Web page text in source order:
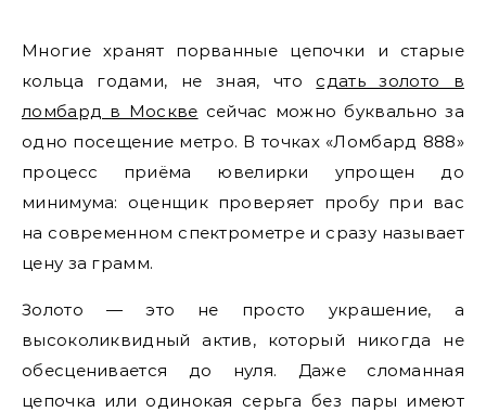
Многие хранят порванные цепочки и старые
кольца годами, не зная, что сдать золото в
ломбард в Москве сейчас можно буквально за
одно посещение метро. В точках «Ломбард 888»
процесс приёма ювелирки упрощен до
минимума: оценщик проверяет пробу при вас
на современном спектрометре и сразу называет
цену за грамм.
Золото — это не просто украшение, а
высоколиквидный актив, который никогда не
обесценивается до нуля. Даже сломанная
цепочка или одинокая серьга без пары имеют